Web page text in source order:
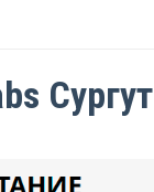
Сургут